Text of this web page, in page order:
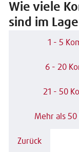
Wie viele
sind im
1 - 5
6 - 20
21 - 50
Mehr als
Zurück